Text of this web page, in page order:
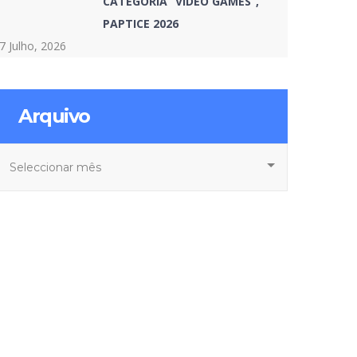
PAPTICE 2026
Julho, 2026
Arquivo